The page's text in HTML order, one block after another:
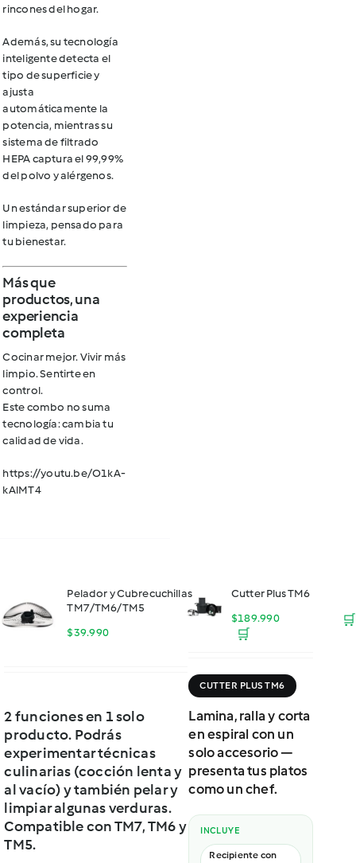
rincones del hogar.
Además, su tecnología
inteligente detecta el
tipo de superficie y
ajusta
automáticamente la
potencia, mientras su
sistema de filtrado
HEPA captura el 99,99%
del polvo y alérgenos.
Un estándar superior de
limpieza, pensado para
tu bienestar.
Más que
productos, una
experiencia
completa
Cocinar mejor. Vivir más
limpio. Sentirte en
control.
Este combo no suma
tecnología:cambia tu
calidad de vida.
https://youtu.be/O1kA-
kAlMT4
Pelador y Cubrecuchillas
TM7/TM6/TM5
$39.990 🛒
2 funciones en 1 solo
producto. Podrás
experimentar técnicas
culinarias (cocción lenta y
al vacío) y también pelar y
limpiar algunas verduras.
Compatible con TM7, TM6 y
TM5.
Cutter Plus TM6
$189.990 🛒
CUTTER PLUS TM6
Lamina, ralla y corta
en espiral con un
solo accesorio —
presenta tus platos
como un chef.
INCLUYE
Recipiente con